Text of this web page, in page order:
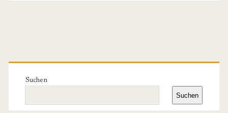
Primäre
Seitenleiste
Suchen
Suchen